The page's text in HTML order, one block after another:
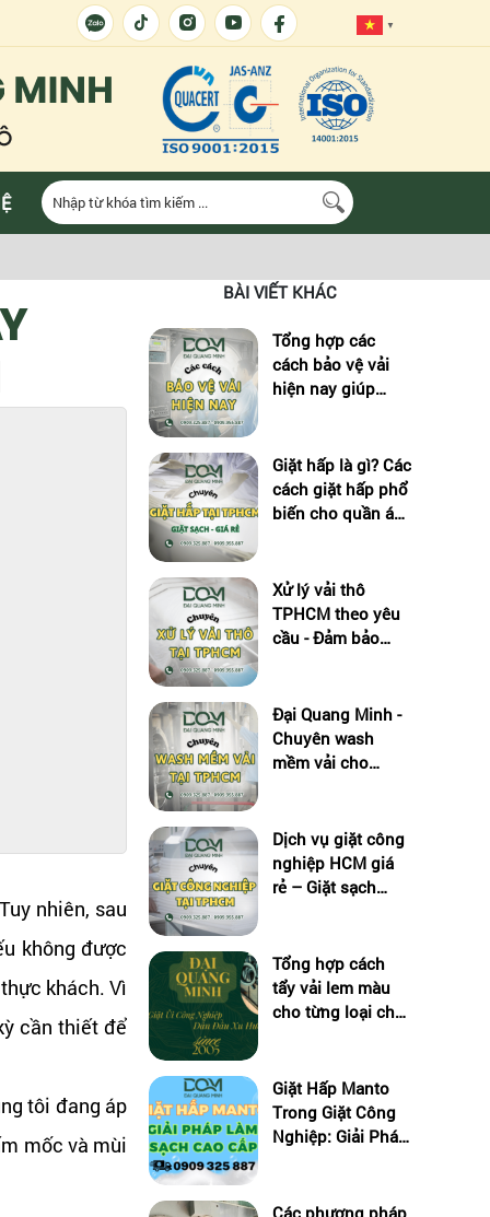
▼
nhiên, sau
không được
khách. Vì
cần thiết để
tôi đang áp
mốc và mùi
BÀI VIẾT KHÁC
Tổng hợp các
cách bảo vệ vải
hiện nay giúp
Giặt hấp là gì? Các
cách giặt hấp phổ
biến cho quần áo
Xử lý vải thô
TPHCM theo yêu
cầu - Đảm bảo
Đại Quang Minh -
Chuyên wash
mềm vải cho
Dịch vụ giặt công
nghiệp HCM giá
rẻ – Giặt sạch
Tổng hợp cách
tẩy vải lem màu
cho từng loại chất
Giặt Hấp Manto
Trong Giặt Công
Nghiệp: Giải Pháp
Các phương pháp